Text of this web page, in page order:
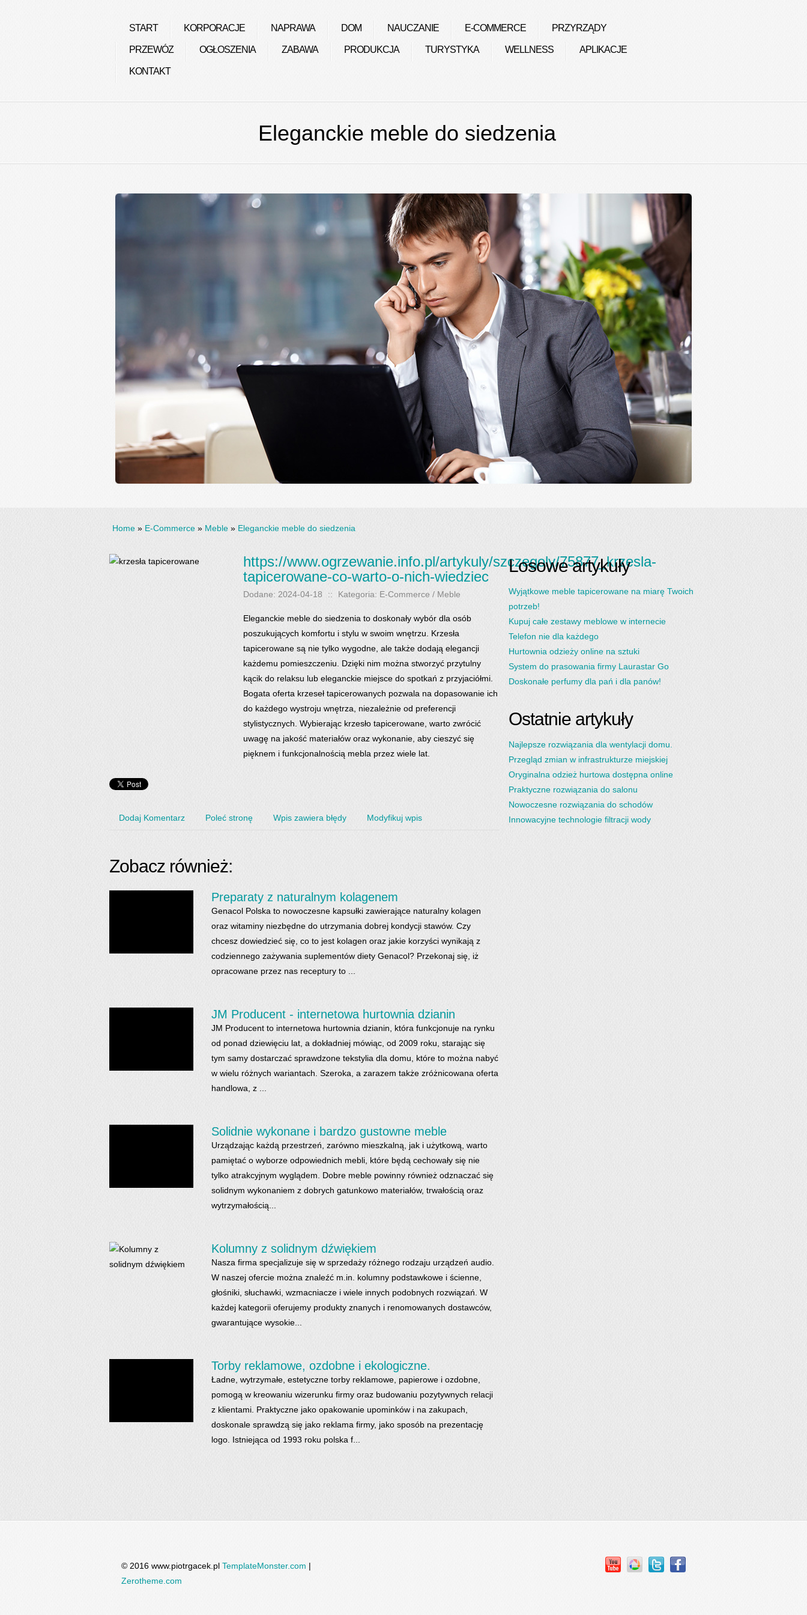
START KORPORACJE NAPRAWA DOM NAUCZANIE E-COMMERCE PRZYRZĄDY
PRZEWÓZ OGŁOSZENIA ZABAWA PRODUKCJA TURYSTYKA WELLNESS APLIKACJE
KONTAKT
Eleganckie meble do siedzenia
Home » E-Commerce » Meble » Eleganckie meble do siedzenia
https://www.ogrzewanie.info.pl/artykuly/szczegoly/75877_krzesla-
tapicerowane-co-warto-o-nich-wiedziec
Dodane: 2024-04-18 :: Kategoria: E-Commerce / Meble
Eleganckie meble do siedzenia to doskonały wybór dla osób
poszukujących komfortu i stylu w swoim wnętrzu. Krzesła
tapicerowane są nie tylko wygodne, ale także dodają elegancji
każdemu pomieszczeniu. Dzięki nim można stworzyć przytulny
kącik do relaksu lub eleganckie miejsce do spotkań z przyjaciółmi.
Bogata oferta krzeseł tapicerowanych pozwala na dopasowanie ich
do każdego wystroju wnętrza, niezależnie od preferencji
stylistycznych. Wybierając krzesło tapicerowane, warto zwrócić
uwagę na jakość materiałów oraz wykonanie, aby cieszyć się
pięknem i funkcjonalnością mebla przez wiele lat.
Dodaj Komentarz Poleć stronę Wpis zawiera błędy Modyfikuj wpis
Zobacz również:
Preparaty z naturalnym kolagenem
Genacol Polska to nowoczesne kapsułki zawierające naturalny kolagen
oraz witaminy niezbędne do utrzymania dobrej kondycji stawów. Czy
chcesz dowiedzieć się, co to jest kolagen oraz jakie korzyści wynikają z
codziennego zażywania suplementów diety Genacol? Przekonaj się, iż
opracowane przez nas receptury to ...
JM Producent - internetowa hurtownia dzianin
JM Producent to internetowa hurtownia dzianin, która funkcjonuje na rynku
od ponad dziewięciu lat, a dokładniej mówiąc, od 2009 roku, starając się
tym samy dostarczać sprawdzone tekstylia dla domu, które to można nabyć
w wielu różnych wariantach. Szeroka, a zarazem także zróżnicowana oferta
handlowa, z ...
Solidnie wykonane i bardzo gustowne meble
Urządzając każdą przestrzeń, zarówno mieszkalną, jak i użytkową, warto
pamiętać o wyborze odpowiednich mebli, które będą cechowały się nie
tylko atrakcyjnym wyglądem. Dobre meble powinny również odznaczać się
solidnym wykonaniem z dobrych gatunkowo materiałów, trwałością oraz
wytrzymałością...
Kolumny z solidnym dźwiękiem
Nasza firma specjalizuje się w sprzedaży różnego rodzaju urządzeń audio.
W naszej ofercie można znaleźć m.in. kolumny podstawkowe i ścienne,
głośniki, słuchawki, wzmacniacze i wiele innych podobnych rozwiązań. W
każdej kategorii oferujemy produkty znanych i renomowanych dostawców,
gwarantujące wysokie...
Torby reklamowe, ozdobne i ekologiczne.
Ładne, wytrzymałe, estetyczne torby reklamowe, papierowe i ozdobne,
pomogą w kreowaniu wizerunku firmy oraz budowaniu pozytywnych relacji
z klientami. Praktyczne jako opakowanie upominków i na zakupach,
doskonale sprawdzą się jako reklama firmy, jako sposób na prezentację
logo. Istniejąca od 1993 roku polska f...
Losowe artykuły
Wyjątkowe meble tapicerowane na miarę Twoich
potrzeb!
Kupuj całe zestawy meblowe w internecie
Telefon nie dla każdego
Hurtownia odzieży online na sztuki
System do prasowania firmy Laurastar Go
Doskonałe perfumy dla pań i dla panów!
Ostatnie artykuły
Najlepsze rozwiązania dla wentylacji domu.
Przegląd zmian w infrastrukturze miejskiej
Oryginalna odzież hurtowa dostępna online
Praktyczne rozwiązania do salonu
Nowoczesne rozwiązania do schodów
Innowacyjne technologie filtracji wody
© 2016 www.piotrgacek.pl TemplateMonster.com |
Zerotheme.com